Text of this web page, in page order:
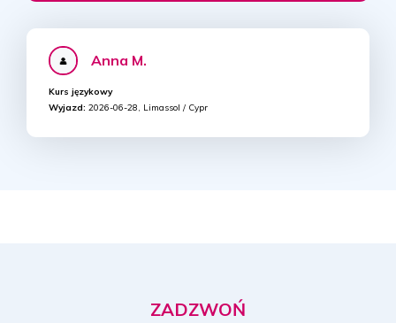
Anna M.
Kurs językowy
Wyjazd: 2026-06-28, Limassol / Cypr
ZADZWOŃ